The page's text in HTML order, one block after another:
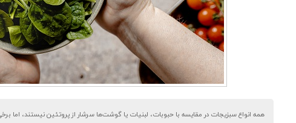
همه انواع سبزیجات در مقایسه با حبوبات، لبنیات یا گوشت‌ها سرشار از پروتئین نیستند، اما